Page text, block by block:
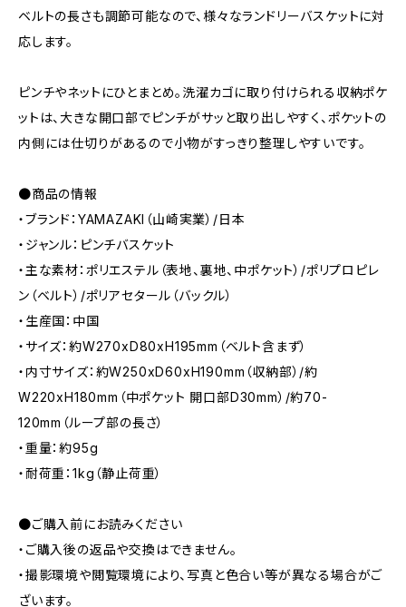
ベルトの長さも調節可能なので、様々なランドリーバスケットに対
応します。
ピンチやネットにひとまとめ。洗濯カゴに取り付けられる収納ポケ
ットは、大きな開口部でピンチがサッと取り出しやすく、ポケットの
内側には仕切りがあるので小物がすっきり整理しやすいです。
●商品の情報
・ブランド：YAMAZAKI（山崎実業）/日本
・ジャンル：ピンチバスケット
・主な素材：ポリエステル（表地、裏地、中ポケット）/ポリプロピレ
ン（ベルト）/ポリアセタール（バックル）
・生産国：中国
・サイズ：約W270xD80xH195mm（ベルト含まず）
・内寸サイズ：約W250xD60xH190mm（収納部）/約
W220xH180mm（中ポケット 開口部D30mm）/約70-
120mm（ループ部の長さ）
・重量：約95g
・耐荷重：1kg（静止荷重）
●ご購入前にお読みください
・ご購入後の返品や交換はできません。
・撮影環境や閲覧環境により、写真と色合い等が異なる場合がご
ざいます。